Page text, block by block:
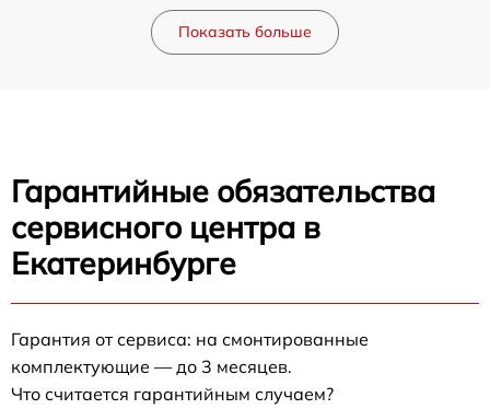
Показать больше
Гарантийные обязательства
сервисного центра в
Екатеринбурге
Гарантия от сервиса: на смонтированные
комплектующие — до 3 месяцев.
Что считается гарантийным случаем?